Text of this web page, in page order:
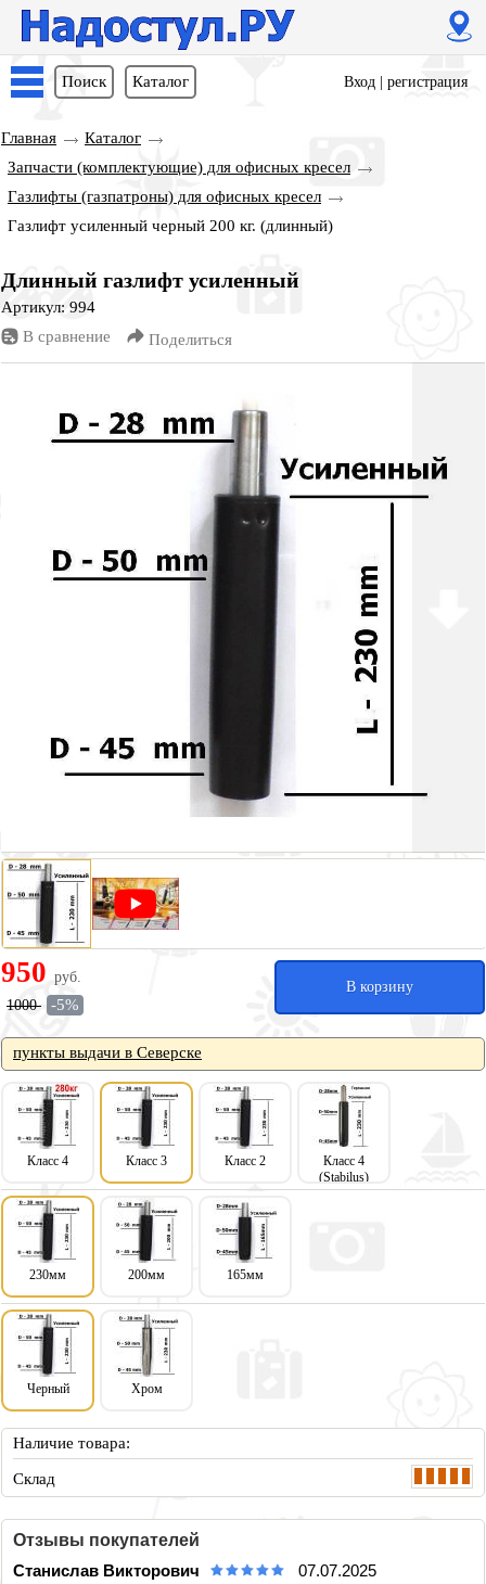
Поиск Каталог Вход регистрация
Главная
Каталог
Запчасти (комплектующие) для офисных кресел
Газлифты (газпатроны) для офисных кресел
Газлифт усиленный черный 200 кг. (длинный)
Длинный газлифт усиленный
Артикул: 994
В сравнение
Поделиться
950 руб.
1000 -5%
В корзину
пункты выдачи в Северске
Класс 4 Класс 3 Класс 2
Класс 4
(Stabilus)
230мм 200мм 165мм
Черный Хром
Наличие товара:
Склад
Отзывы покупателей
Станислав Викторович
07.07.2025